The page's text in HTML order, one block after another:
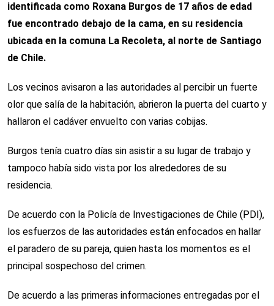
identificada como Roxana Burgos de 17 años de edad
fue encontrado debajo de la cama, en su residencia
ubicada en la comuna La Recoleta, al norte de Santiago
de Chile.
Los vecinos avisaron a las autoridades al percibir un fuerte
olor que salía de la habitación, abrieron la puerta del cuarto y
hallaron el cadáver envuelto con varias cobijas.
Burgos tenía cuatro días sin asistir a su lugar de trabajo y
tampoco había sido vista por los alrededores de su
residencia.
De acuerdo con la Policía de Investigaciones de Chile (PDI),
los esfuerzos de las autoridades están enfocados en hallar
el paradero de su pareja, quien hasta los momentos es el
principal sospechoso del crimen.
De acuerdo a las primeras informaciones entregadas por el